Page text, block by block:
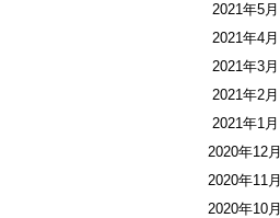
2021年5月
2021年4月
2021年3月
2021年2月
2021年1月
2020年12月
2020年11月
2020年10月